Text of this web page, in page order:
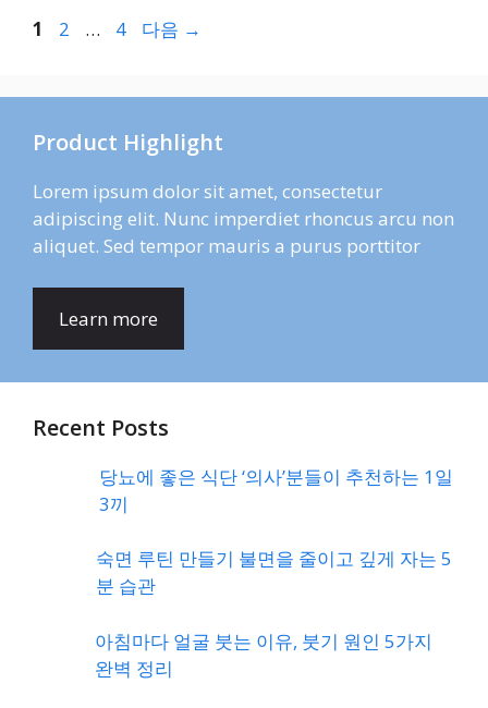
페
1
페
2 …
페
4 다음 →
Product Highlight
Lorem ipsum dolor sit amet, consectetur
adipiscing elit. Nunc imperdiet rhoncus arcu non
aliquet. Sed tempor mauris a purus porttitor
Learn more
Recent Posts
당뇨에 좋은 식단 ‘의사’분들이 추천하는 1일
3끼
숙면 루틴 만들기 불면을 줄이고 깊게 자는 5
분 습관
아침마다 얼굴 붓는 이유, 붓기 원인 5가지
완벽 정리